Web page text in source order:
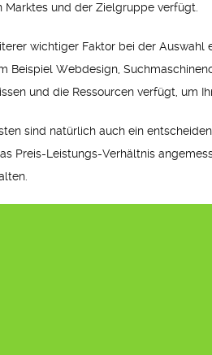
Marktes und der Zielgruppe verfügt.
wichtiger Faktor bei der Auswahl
Beispiel Webdesign,
und die Ressourcen verfügt, um
sind natürlich auch ein
Preis-Leistungs-Verhältnis